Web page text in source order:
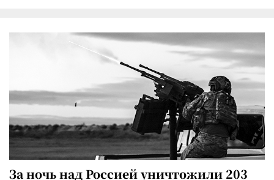
За ночь над Россией уничтожили 203